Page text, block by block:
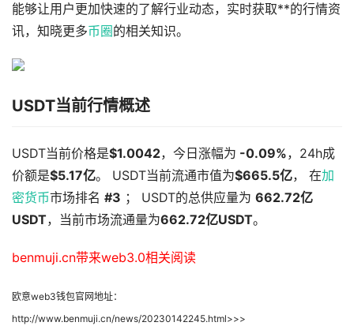
能够让用户更加快速的了解行业动态，实时获取**的行情资
讯，知晓更多币圈的相关知识。
USDT当前行情概述
USDT当前价格是$1.0042，今日涨幅为 -0.09%，24h成
价额是$5.17亿。 USDT当前流通市值为$665.5亿， 在加
密货币市场排名 #3 ； USDT的总供应量为 662.72亿
USDT，当前市场流通量为662.72亿USDT。
benmuji.cn带来web3.0相关阅读
欧意web3钱包官网地址：
http://www.benmuji.cn/news/20230142245.html>>>